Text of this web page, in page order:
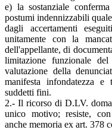
e) la sostanziale
postumi indennizzabili
dagli accertamenti
unitamente con la
dell'appellante, di
limitazione funzionale
valutazione della
manifesta infondatezza
suddetti fini.
2.- Il ricorso di D.LV.
unico motivo; resiste,
anche memoria ex art. 378